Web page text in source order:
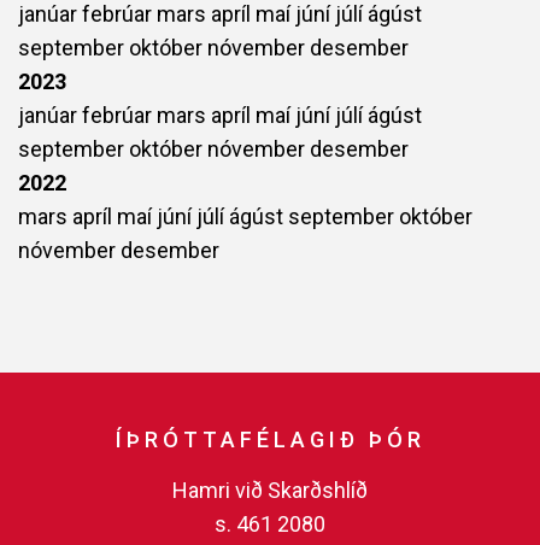
janúarfebrúar mars apríl maí júní júlíágúst
september október nóvember desember
2023
janúarfebrúar mars apríl maí júní júlíágúst
september október nóvember desember
2022
mars apríl maí júní júlíágúst september október
nóvember desember
ÍÞRÓTTAFÉLAGIÐ ÞÓR
Hamri við Skarðshlíð
s. 461 2080